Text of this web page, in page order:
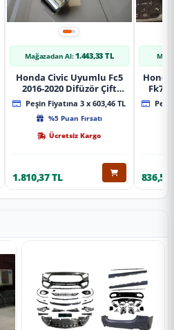
Mağazadan Al: 1.443,33 TL
Honda Civic Uyumlu Fc5
2016-2020 Difüzör Çift
Çıkış İçin Egzoz Seti
Peşin Fiyatına 3 x 603,46 TL
%5 Puan Fırsatı
Ücretsiz Kargo
1.810,37 TL
Fk7
836,51